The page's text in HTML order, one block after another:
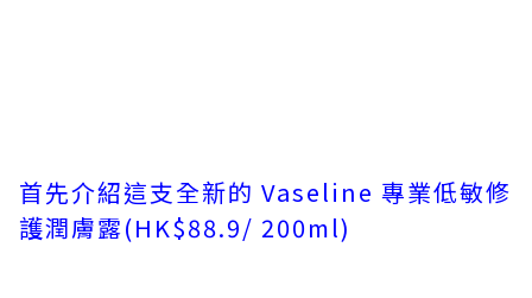
首先介紹這支全新的 Vaseline 專業低敏修
護潤膚露(HK$88.9/ 200ml)